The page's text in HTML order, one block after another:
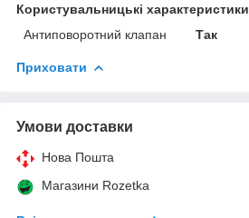
Користувальницькі характеристики
Антиповоротний клапан
Так
Приховати
Умови доставки
Нова Пошта
Магазини Rozetka